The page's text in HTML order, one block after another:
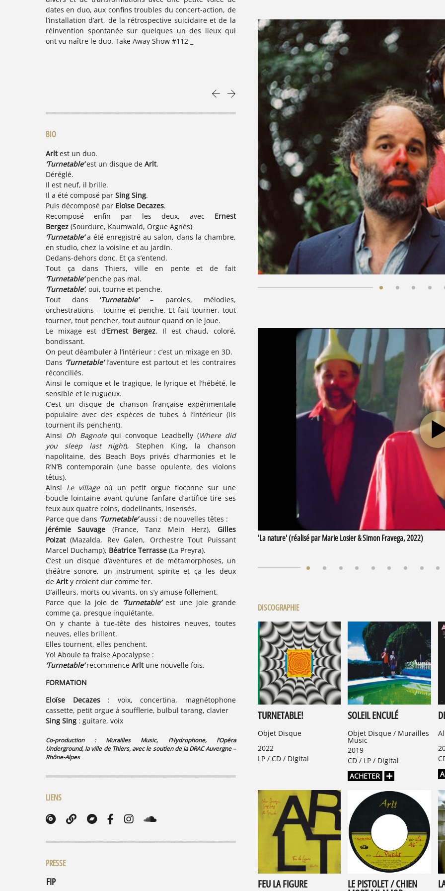
dates en duo, aux confins troubles du concert-action, de
l’installation d’art, de la rétrospective suicidaire et de la
réinvention spontanée sur quelques un des lieux qui
ont vu naître le duo. Take Away Show #112 _
Arlt sont deux. De quelques mélodies entêtantes et de
quelques couplets découpés dans un français plus ou
moins bien luné, Eloïse Decazes et Sing Sing font de
curieuses chansons aussi hospitalières que
déroutantes. Ils les chantent et les défont sur des
instruments de fortune, il faut voir ça. Leur dernier
album, appelé Turnetable, est un petit théâtre sonore,
! →
BIO
Arltest un duo.
‘Turnetable’est un disque de Arlt.
Déréglé.
Il est neuf, il brille.
Il a été composé par Sing Sing.
Puis décomposé par Eloïse Decazes.
Recomposé enfin par les deux, avec Ernest
Bergez (Sourdure, Kaumwald, Orgue Agnès)
‘Turnetable’a été enregistré au salon, dans la chambre,
en studio, chez la voisine et au jardin.
Dedans-dehors donc. Et ça s’entend.
Tout ça dans Thiers, ville en pente et de fait
‘Turnetable’penche pas mal.
‘Turnetable’, oui, tourne et penche.
Tout dans‘Turnetable’– paroles, mélodies,
orchestrations – tourne et penche. Et fait tourner, tout
tourner, tout pencher, tout autour quand on le joue.
Le mixage est d’Ernest Bergez. Il est chaud, coloré,
bondissant.
On peut déambuler à l’intérieur : c’est un mixage en 3D.
Dans ‘Turnetable’l’aventure est partout et les contraires
réconciliés.
Ainsi le comique et le tragique, le lyrique et l’hébété, le
sensible et le rugueux.
C’est un disque de chanson française expérimentale
populaire avec des espèces de tubes à l’intérieur (ils
tournent ils penchent).
Ainsi Oh Bagnolequi convoque Leadbelly (Where did
you sleep last night), Stephen King, la chanson
napolitaine, des Beach Boys privés d’harmonies et le
R’N’B contemporain (une basse opulente, des violons
têtus).
Ainsi Le villageoù un petit orgue floconne sur une
boucle lointaine avant qu’une fanfare d’artifice tire ses
feux aux quatre coins, dodelinants, insensés.
Parce que dans ‘Turnetable’aussi : de nouvelles têtes :
Jérémie Sauvage (France, Tanz Mein Herz), Gilles
Poizat(Mazalda, Rev Galen, Orchestre Tout Puissant
Marcel Duchamp), Béatrice Terrasse (La Preyra).
C’est un disque d’aventures et de métamorphoses, un
théâtre sonore, un instrument spirite et ça les deux
de Arlty croient dur comme fer.
D’ailleurs, morts ou vivants, on s’y amuse follement.
Parce que la joie de ‘Turnetable’est une joie grande
comme ça, presque inquiétante.
On y chante à tue-tête des histoires neuves, toutes
neuves, elles brillent.
Elles tournent, elles penchent.
Yo! Aboule ta fraise Apocalypse :
‘Turnetable’recommence Arltune nouvelle fois.
FORMATION
Eloïse Decazes: voix, concertina, magnétophone
cassette, petit orgue à soufflerie, bulbul tarang, clavier
Sing Sing : guitare, voix
Co-production : Murailles Music, l’Hydrophone, l’Opéra
Underground, la ville de Thiers, avec le soutien de la DRAC Auvergne –
Rhône-Alpes
LIENS
PRESSE
MAGIC RPM LIBÉRATION LES
'La nature' (réalisé par Marie Losier & Simon Fravega, 2022)
DISCOGRAPHIE
TURNETABLE!
Objet Disque
2022
LP / CD / Digital
SOLEIL ENCULÉ
Objet Disque / Murailles
Music
2019
CD / LP / Digital
ACHETER
FEU LA FIGURE LE PISTOLET / CHIEN